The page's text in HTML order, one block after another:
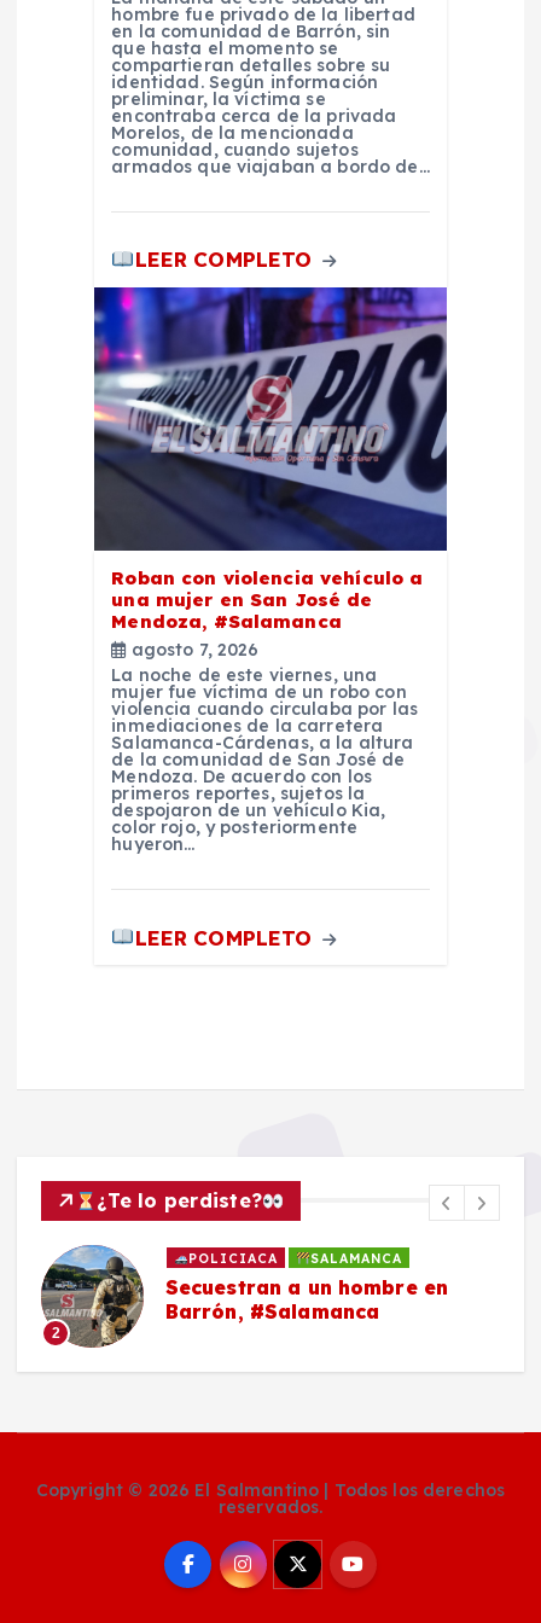
hombre fue privado de la libertad
en la comunidad de Barrón, sin
que hasta el momento se
compartieran detalles sobre su
identidad. Según información
preliminar, la víctima se
encontraba cerca de la privada
Morelos, de la mencionada
comunidad, cuando sujetos
armados que viajaban a bordo de…
LEER COMPLETO
Roban con violencia vehículo a
una mujer en San José de
Mendoza, #Salamanca
agosto 7, 2026
La noche de este viernes, una
mujer fue víctima de un robo con
violencia cuando circulaba por las
inmediaciones de la carretera
Salamanca-Cárdenas, a la altura
de la comunidad de San José de
Mendoza. De acuerdo con los
primeros reportes, sujetos la
despojaron de un vehículo Kia,
color rojo, y posteriormente
huyeron…
LEER COMPLETO
¿Te lo perdiste?
2
POLICIACA SALAMANCA
Secuestran a un hombre en
Barrón, #Salamanca
Copyright © 2026 El Salmantino | Todos los derechos
reservados.